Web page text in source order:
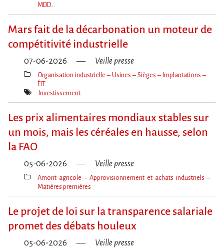
Thèmes(s)
MDD…
Mars fait de la décarbonation un moteur de
compétitivité industrielle
07-06-2026 Veille presse
Thèmes(s)
Organisation industrielle – Usines – Sièges – Implantations –
ÉIT
Mot(s)-
Investissement
Les prix alimentaires mondiaux stables sur
un mois, mais les céréales en hausse, selon
la FAO
05-06-2026 Veille presse
Thèmes(s)
Amont agricole – Approvisionnement et achats industriels –
Matières premières
Le projet de loi sur la transparence salariale
promet des débats houleux
05-06-2026 Veille presse